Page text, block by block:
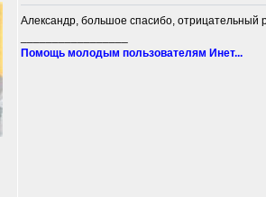
Александр, большое спасибо, отрицательный
Помощь молодым пользователям Инет...